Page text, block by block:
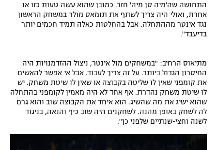
התחושה שה'מיה סן מיה' חזר. כמובן שהוא עשה טעות כזו או
אחרת, ואולי היה צריך לשתף את תומאס מולר במשחק הראשון
נגד אינטר מההתחלה. אבל בהחלטות כאלה תמיד חכמים יותר
בדיעבד".
מתיאוס הרחיב: "במשחקים מול אינטר, ניצול ההזדמנויות היה
החיסרון הגדול ביותר. על זה צריך לעבוד. אבל אי אפשר להאשים
את קומפני שאין לו שליטה בקבוצה או שאין לו שיטת משחק. יש
לו שיטת משחק נהדרת. אף אחד לא היה מאמין לקומפני בהתחלה
שהוא ישיג את מה שהשיג. הוא איחד את הקבוצה שוב והוא גרם
לה לשחק באופן מהנה. לשחקנים היה שוב כיף והנאה, בניגוד
לשנה וחצי-שנתיים שלפני כן".